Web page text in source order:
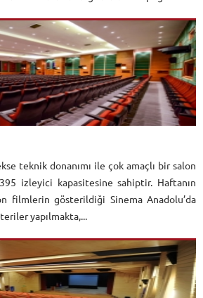
teknik donanımı ile çok amaçlı bir salon
izleyici kapasitesine sahiptir. Haftanın
filmlerin gösterildiği Sinema Anadolu’da
yapılmakta,...